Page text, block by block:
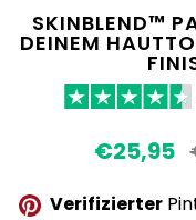
SKINBLEND™
DEINEM
Normaler
€25,95
Verifizierter